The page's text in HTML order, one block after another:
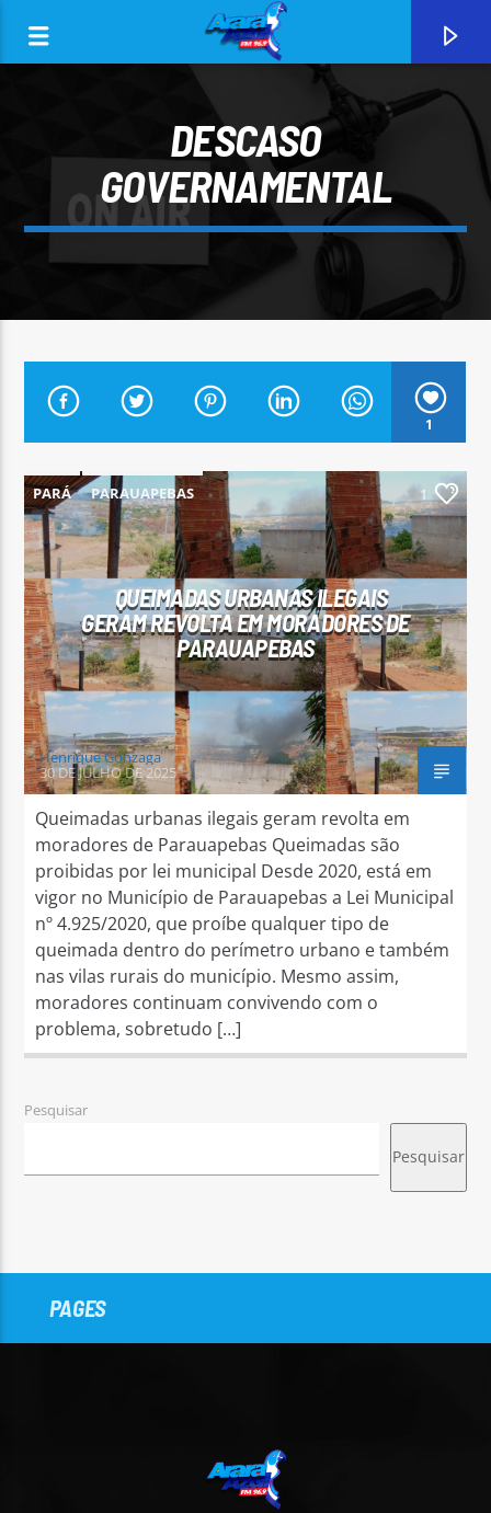
CURRENT TRACK
ARARA AZUL FM 96,9
Arara Azul FM
DESCASO
GOVERNAMENTAL
1
PARÁ PARAUAPEBAS 1
QUEIMADAS URBANAS ILEGAIS
GERAM REVOLTA EM MORADORES DE
PARAUAPEBAS
Henrique Gonzaga
30 DE JULHO DE 2025
Queimadas urbanas ilegais geram revolta em
moradores de Parauapebas Queimadas são
proibidas por lei municipal Desde 2020, está em
vigor no Município de Parauapebas a Lei Municipal
nº 4.925/2020, que proíbe qualquer tipo de
queimada dentro do perímetro urbano e também
nas vilas rurais do município. Mesmo assim,
moradores continuam convivendo com o
problema, sobretudo […]
Pesquisar
Pesquisar
PAGES